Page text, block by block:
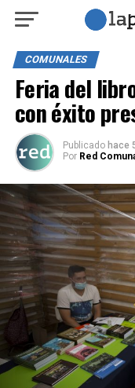
COMUNALES
Feria del
con éxito
Publicado hace
Por Red